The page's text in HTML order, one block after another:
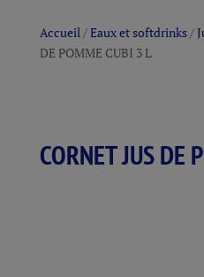
Accueil/Eaux et softdrinks/
DE POMME CUBI 3 L
CORNET JUS DE